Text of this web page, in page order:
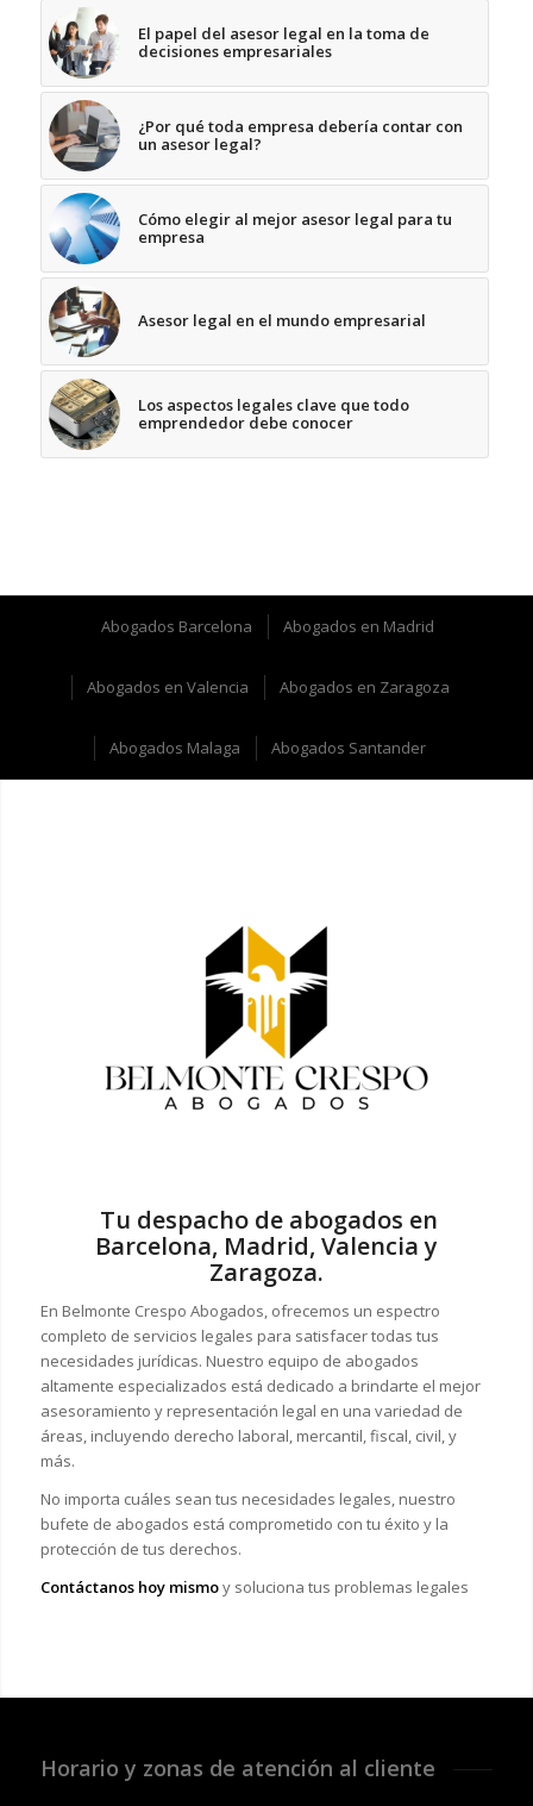
El papel del asesor legal en la toma de
decisiones empresariales
¿Por qué toda empresa debería contar con
un asesor legal?
Cómo elegir al mejor asesor legal para tu
empresa
Asesor legal en el mundo empresarial
Los aspectos legales clave que todo
emprendedor debe conocer
Abogados Barcelona Abogados en Madrid
Abogados en Valencia Abogados en Zaragoza
Abogados Malaga Abogados Santander
Tu despacho de abogados en
Barcelona, Madrid, Valencia y
Zaragoza.
En Belmonte Crespo Abogados, ofrecemos un espectro
completo de servicios legales para satisfacer todas tus
necesidades jurídicas. Nuestro equipo de abogados
altamente especializados está dedicado a brindarte el mejor
asesoramiento y representación legal en una variedad de
áreas, incluyendo derecho laboral, mercantil, fiscal, civil, y
más.
No importa cuáles sean tus necesidades legales, nuestro
bufete de abogados está comprometido con tu éxito y la
protección de tus derechos.
Contáctanos hoy mismoy soluciona tus problemas legales
Horario y zonas de atención al cliente